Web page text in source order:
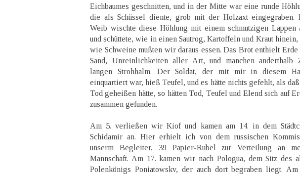
Eichbaumes geschnitten, und in der Mitte war eine runde
die als Schüssel diente, grob mit der Holzaxt eingegraben.
Weib wischte diese Höhlung mit einem schmutzigen Lappen
und schüttete, wie in einen Sautrog, Kartoffeln und Kraut hinein,
wie Schweine mußten wir daraus essen. Das Brot enthielt Erde
Sand, Unreinlichkeiten aller Art, und manchen anderthalb
langen Strohhalm. Der Soldat, der mit mir in diesem
einquartiert war, hieß Teufel, und es hätte nichts gefehlt, als
Tod geheißen hätte, so hätten Tod, Teufel und Elend sich auf
zusammen gefunden.
Am 5. verließen wir Kiof und kamen am 14. in dem
Schidamir an. Hier erhielt ich von dem russischen
unserm Begleiter, 39 Papier-Rubel zur Verteilung an
Mannschaft. Am 17. kamen wir nach Pologua, dem Sitz des
Polenkönigs Poniatowskv, der auch dort begraben liegt. Am